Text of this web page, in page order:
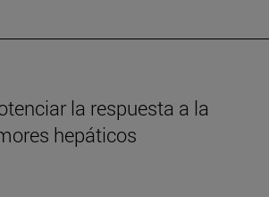
la respuesta a la
hepáticos